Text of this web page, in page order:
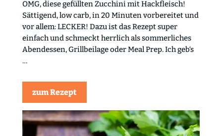
OMG, diese gefüllten Zucchini mit Hackfleisch!
Sättigend, low carb, in 20 Minuten vorbereitet und
vor allem: LECKER! Dazu ist das Rezept super
einfach und schmeckt herrlich als sommerliches
Abendessen, Grillbeilage oder Meal Prep. Ich geb‘s
…
zum Rezept